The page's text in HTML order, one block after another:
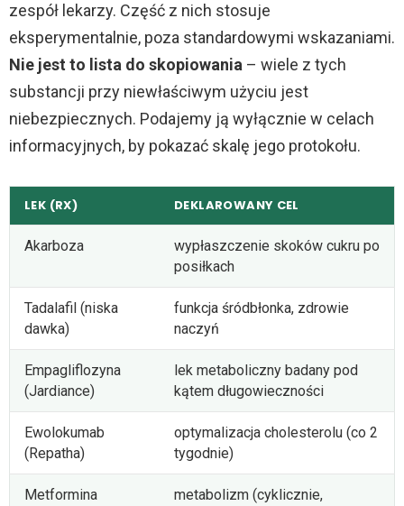
zespół lekarzy. Część z nich stosuje
eksperymentalnie, poza standardowymi wskazaniami.
Nie jest to lista do skopiowania – wiele z tych
substancji przy niewłaściwym użyciu jest
niebezpiecznych. Podajemy ją wyłącznie w celach
informacyjnych, by pokazać skalę jego protokołu.
LEK (RX) DEKLAROWANY CEL
Akarboza
wypłaszczenie skoków cukru po
posiłkach
Tadalafil (niska
dawka)
funkcja śródbłonka, zdrowie
naczyń
Empagliflozyna
(Jardiance)
lek metaboliczny badany pod
kątem długowieczności
Ewolokumab
(Repatha)
optymalizacja cholesterolu (co 2
tygodnie)
Metformina
metabolizm (cyklicznie,